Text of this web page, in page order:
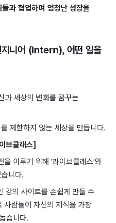
과 협업하며 엄청난 성장을
지니어 (Intern), 어떤 일을
과 세상의 ​변화를 꿈꾸는
제한하지 ​않는 세상을 ​만듭니다.
브클래스]
이루기 ​위해 ‘라이브클래스’와
니다.
강의 사이트를 ​손쉽게 ​만들 수
사람들이 자신의 ​지식을 가장
습니다.